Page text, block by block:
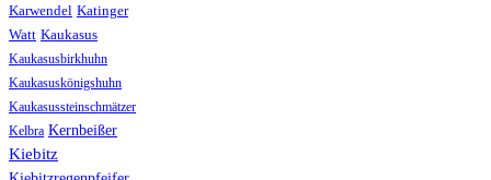
Karwendel Katinger
Watt Kaukasus
Kaukasusbirkhuhn
Kaukasuskönigshuhn
Kaukasussteinschmätzer
Kelbra Kernbeißer
Kiebitz